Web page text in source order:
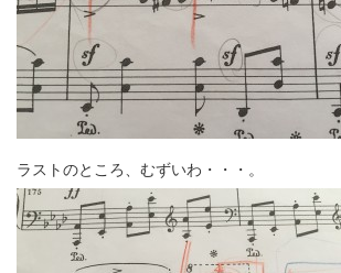
ラストのところ、むずいわ・・・。